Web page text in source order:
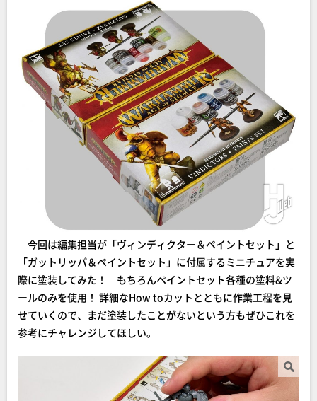
今回は編集担当が「ヴィンディクター＆ペイントセット」と
「ガットリッパ＆ペイントセット」に付属するミニチュアを実
際に塗装してみた！ もちろんペイントセット各種の塗料&ツ
ールのみを使用！ 詳細なHow toカットとともに作業工程を見
せていくので、まだ塗装したことがないという方もぜひこれを
参考にチャレンジしてほしい。